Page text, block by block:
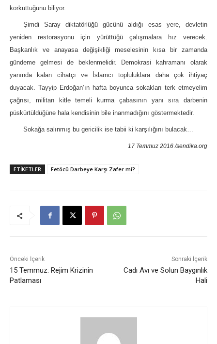
korkuttuğunu biliyor.
Şimdi Saray diktatörlüğü gücünü aldığı esas yere, devletin
yeniden restorasyonu için yürüttüğü çalışmalara hız verecek.
Başkanlık ve anayasa değişikliği meselesinin kısa bir zamanda
gündeme gelmesi de beklenmelidir. Demokrasi kahramanı olarak
yanında kalan cihatçı ve İslamcı topluluklara daha çok ihtiyaç
duyacak. Tayyip Erdoğan’ın hafta boyunca sokakları terk etmeyelim
çağrısı, militan kitle temeli kurma çabasının yanı sıra darbenin
püskürtüldüğüne hala kendisinin bile inanmadığını göstermektedir.
Sokağa salınmış bu gericilik ise tabii ki karşılığını bulacak…
17 Temmuz 2016 /sendika.org
ETIKETLER Fetöcü Darbeye Karşı Zafer mi?
Önceki İçerik
15 Temmuz: Rejim Krizinin
Patlaması
Sonraki İçerik
Cadı Avı ve Solun Baygınlık
Hali